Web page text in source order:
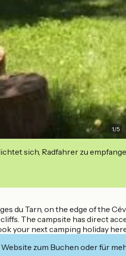
1/5
sich, Radfahrer zu
du Tarn, on the edge of the
The campsite has direct
your next camping holiday
zum Buchen oder für